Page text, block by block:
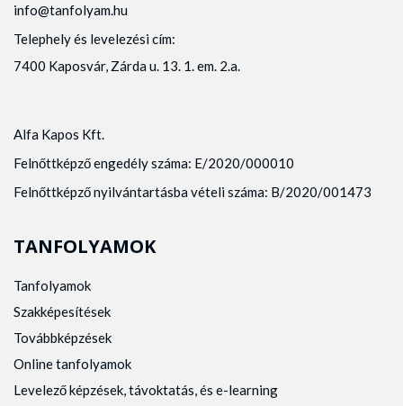
info@tanfolyam.hu
Telephely és levelezési cím:
7400 Kaposvár, Zárda u. 13. 1. em. 2.a.
Alfa Kapos Kft.
Felnőttképző engedély száma: E/2020/000010
Felnőttképző nyilvántartásba vételi száma: B/2020/001473
TANFOLYAMOK
Tanfolyamok
Szakképesítések
Továbbképzések
Online tanfolyamok
Levelező képzések, távoktatás, és e-learning